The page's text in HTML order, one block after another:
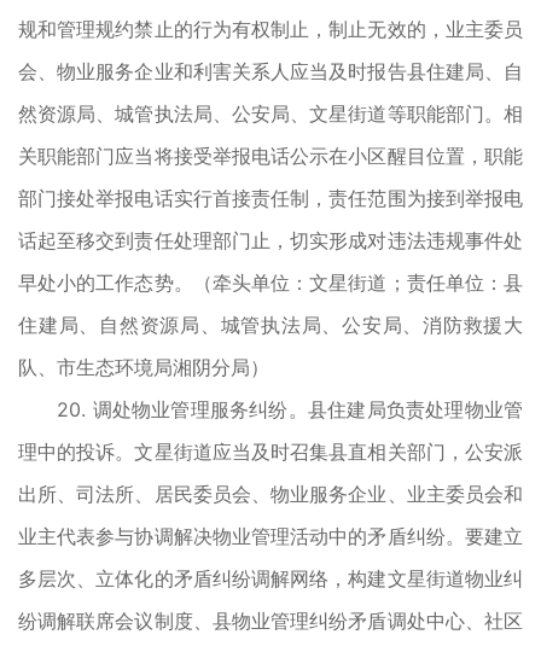
规和管理规约禁止的行为有权制止，制止无效的，业主委员
会、物业服务企业和利害关系人应当及时报告县住建局、自
然资源局、城管执法局、公安局、文星街道等职能部门。相
关职能部门应当将接受举报电话公示在小区醒目位置，职能
部门接处举报电话实行首接责任制，责任范围为接到举报电
话起至移交到责任处理部门止，切实形成对违法违规事件处
早处小的工作态势。（牵头单位：文星街道；责任单位：县
住建局、自然资源局、城管执法局、公安局、消防救援大
队、市生态环境局湘阴分局）
20. 调处物业管理服务纠纷。县住建局负责处理物业管
理中的投诉。文星街道应当及时召集县直相关部门，公安派
出所、司法所、居民委员会、物业服务企业、业主委员会和
业主代表参与协调解决物业管理活动中的矛盾纠纷。要建立
多层次、立体化的矛盾纠纷调解网络，构建文星街道物业纠
纷调解联席会议制度、县物业管理纠纷矛盾调处中心、社区